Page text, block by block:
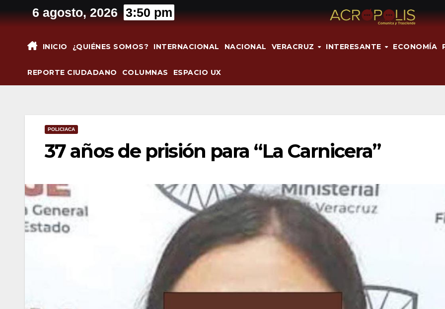
al
6 agosto, 2026 3:50 pm
INICIO ¿QUIÉNES SOMOS? INTERNACIONAL NACIONAL VERACRUZ INTERESANTE ECONOMÍA
REPORTE CIUDADANO COLUMNAS ESPACIO UX
POLICIACA
37 años de prisión para “La Carnicera”